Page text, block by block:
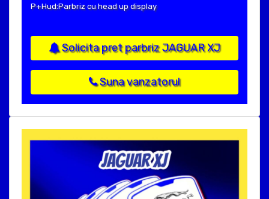
P+Hud:Parbriz cu head up display
Solicita pret parbriz JAGUAR XJ
Suna vanzatorul